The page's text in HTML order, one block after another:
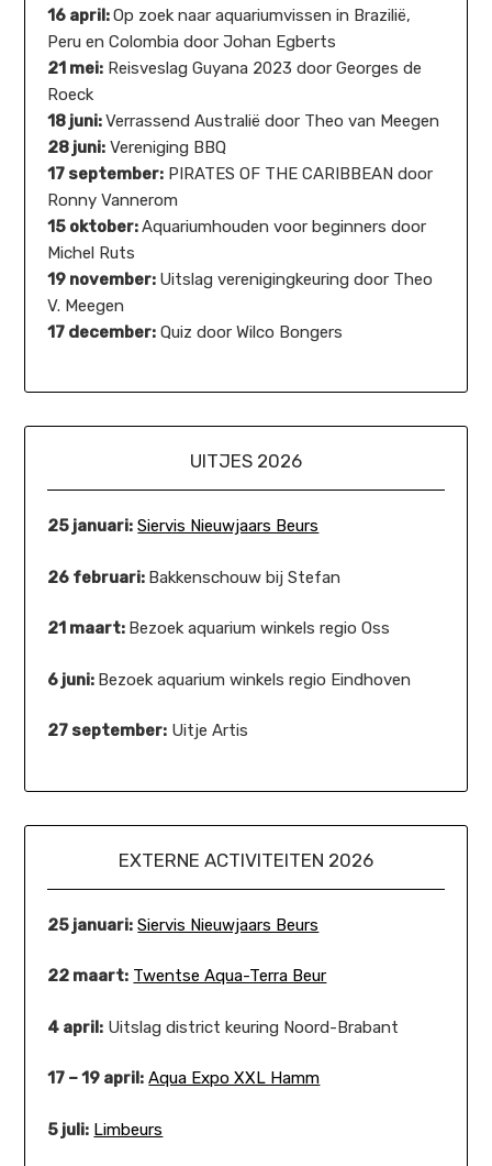
16 april:Op zoek naar aquariumvissen in Brazilië,
Peru en Colombia door Johan Egberts
21 mei: Reisveslag Guyana 2023 door Georges de
Roeck
18 juni:Verrassend Australië door Theo van Meegen
28 juni: Vereniging BBQ
17 september: PIRATES OF THE CARIBBEAN door
Ronny Vannerom
15 oktober:Aquariumhouden voor beginners door
Michel Ruts
19 november: Uitslag verenigingkeuring door Theo
V. Meegen
17 december: Quiz door Wilco Bongers
UITJES 2026
25 januari: Siervis Nieuwjaars Beurs
26 februari: Bakkenschouw bij Stefan
21 maart: Bezoek aquarium winkels regio Oss
6 juni: Bezoek aquarium winkels regio Eindhoven
27 september: Uitje Artis
EXTERNE ACTIVITEITEN 2026
25 januari: Siervis Nieuwjaars Beurs
22 maart: Twentse Aqua-Terra Beur
4 april: Uitslag district keuring Noord-Brabant
17 – 19 april: Aqua Expo XXL Hamm
5 juli: Limbeurs